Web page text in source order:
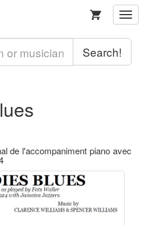
Search!
de l'accompaniment piano avec